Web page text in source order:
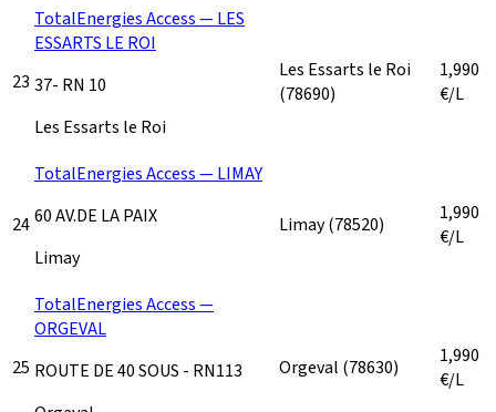
23
TotalEnergies Access — LES
ESSARTS LE ROI
37- RN 10
Les Essarts le Roi
Les Essarts le Roi
(78690)
1,990
€/L
24
TotalEnergies Access — LIMAY
60 AV.DE LA PAIX
Limay
Limay(78520)
1,990
€/L
25
TotalEnergies Access —
ORGEVAL
ROUTE DE 40 SOUS - RN113
Orgeval (78630)
1,990
€/L